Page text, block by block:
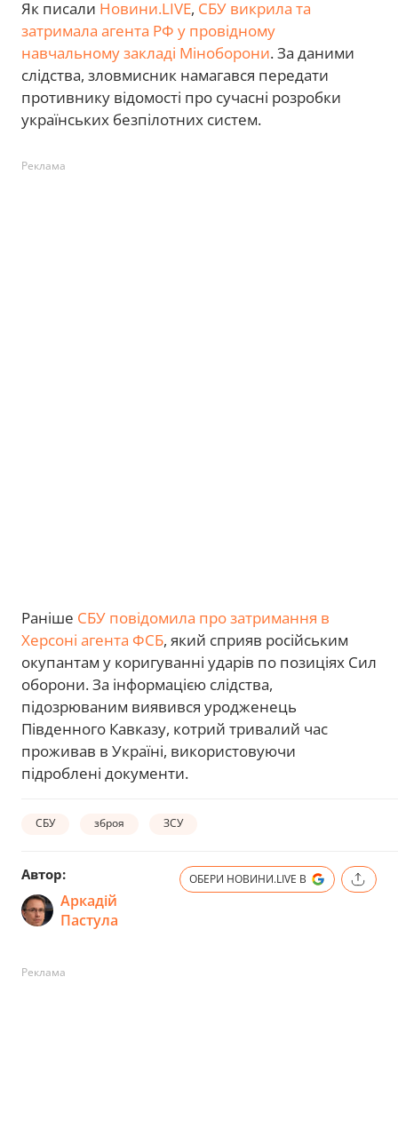
Як писали Новини.LIVE, СБУ викрила та
затримала агента РФ у провідному
навчальному закладі Міноборони. За даними
слідства, зловмисник намагався передати
противнику відомості про сучасні розробки
українських безпілотних систем.
Реклама
Раніше СБУ повідомила про затримання в
Херсоні агента ФСБ, який сприяв російським
окупантам у коригуванні ударів по позиціях Сил
оборони. За інформацією слідства,
підозрюваним виявився уродженець
Південного Кавказу, котрий тривалий час
проживав в Україні, використовуючи
підроблені документи.
СБУ зброя ЗСУ
Автор:
Аркадій
Пастула
ОБЕРИ НОВИНИ.LIVE В
Реклама